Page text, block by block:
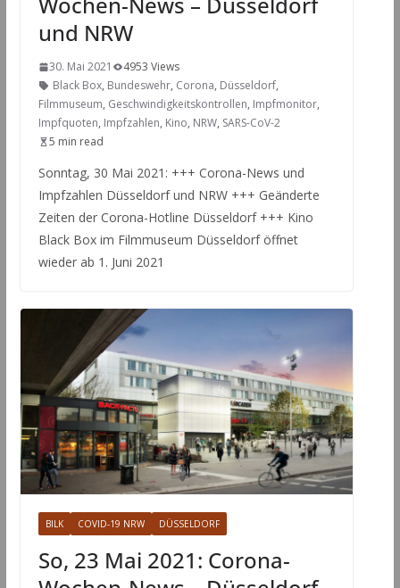
und NRW
30. Mai 2021
4953 Views
Black Box, Bundeswehr, Corona, Düsseldorf,
Filmmuseum, Geschwindigkeitskontrollen, Impfmonitor,
Impfquoten, Impfzahlen, Kino, NRW, SARS-CoV-2
5 min read
Sonntag, 30 Mai 2021: +++ Corona-News und
Impfzahlen Düsseldorf und NRW +++ Geänderte
Zeiten der Corona-Hotline Düsseldorf +++ Kino
Black Box im Filmmuseum Düsseldorf öffnet
wieder ab 1. Juni 2021
BILK COVID-19 NRW DÜSSELDORF
So, 23 Mai 2021: Corona-